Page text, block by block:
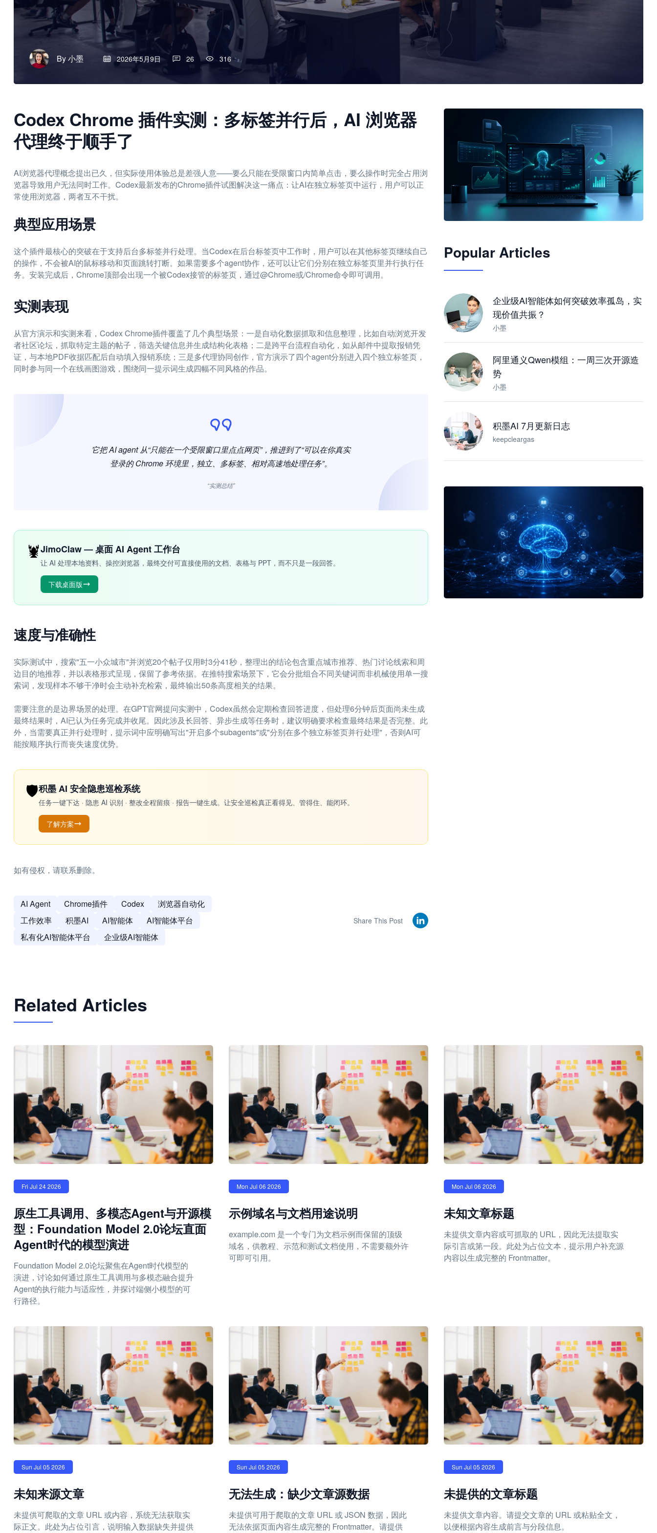
By小墨 2026年5月9日 26 316
Codex Chrome 插件实测：多标签并行后，AI 浏览器
代理终于顺手了
AI浏览器代理概念提出已久，但实际使用体验总是差强人意——要么只能在受限窗口内简单点击，要么操作时完全占用浏
览器导致用户无法同时工作。Codex最新发布的Chrome插件试图解决这一痛点：让AI在独立标签页中运行，用户可以正
常使用浏览器，两者互不干扰。
典型应用场景
这个插件最核心的突破在于支持后台多标签并行处理。当Codex在后台标签页中工作时，用户可以在其他标签页继续自己
的操作，不会被AI的鼠标移动和页面跳转打断。如果需要多个agent协作，还可以让它们分别在独立标签页里并行执行任
务。安装完成后，Chrome顶部会出现一个被Codex接管的标签页，通过@Chrome或/Chrome命令即可调用。
实测表现
从官方演示和实测来看，Codex Chrome插件覆盖了几个典型场景：一是自动化数据抓取和信息整理，比如自动浏览开发
者社区论坛，抓取特定主题的帖子，筛选关键信息并生成结构化表格；二是跨平台流程自动化，如从邮件中提取报销凭
证，与本地PDF收据匹配后自动填入报销系统；三是多代理协同创作，官方演示了四个agent分别进入四个独立标签页，
同时参与同一个在线画图游戏，围绕同一提示词生成四幅不同风格的作品。
它把 AI agent 从“只能在一个受限窗口里点点网页”，推进到了“可以在你真实
登录的 Chrome 环境里，独立、多标签、相对高速地处理任务”。
“实测总结”
🦞JimoClaw — 桌面 AI Agent 工作台
让 AI 处理本地资料、操控浏览器，最终交付可直接使用的文档、表格与 PPT，而不只是一段回答。
下载桌面版
速度与准确性
实际测试中，搜索"五一小众城市"并浏览20个帖子仅用时3分41秒，整理出的结论包含重点城市推荐、热门讨论线索和周
边目的地推荐，并以表格形式呈现，保留了参考依据。在推特搜索场景下，它会分批组合不同关键词而非机械使用单一搜
索词，发现样本不够干净时会主动补充检索，最终输出50条高度相关的结果。
需要注意的是边界场景的处理。在GPT官网提问实测中，Codex虽然会定期检查回答进度，但处理6分钟后页面尚未生成
最终结果时，AI已认为任务完成并收尾。因此涉及长回答、异步生成等任务时，建议明确要求检查最终结果是否完整。此
外，当需要真正并行处理时，提示词中应明确写出"开启多个subagents"或"分别在多个独立标签页并行处理"，否则AI可
能按顺序执行而丧失速度优势。
🛡️积墨 AI 安全隐患巡检系统
任务一键下达 · 隐患 AI 识别 · 整改全程留痕 · 报告一键生成。让安全巡检真正看得见、管得住、能闭环。
了解方案
如有侵权，请联系删除。
AI Agent Chrome插件 Codex
浏览器自动化
工作效率
积墨AI AI智能体
AI智能体平台
私有化AI智能体平台
企业级AI智能体
Share This Post
JimoClaw 桌面 AI Agent 工作台
Popular Articles
企业级AI智能体如何突破效率孤岛，实
现价值共振？
小墨
阿里通义Qwen模组：一周三次开源造
势
小墨
积墨AI 7月更新日志
keepcleargas
Related Articles
Fri Jul 24 2026
原生工具调用、多模态Agent与开源模
型：Foundation Model 2.0论坛直面
Agent时代的模型演进
Foundation Model 2.0论坛聚焦在Agent时代模型的
演进，讨论如何通过原生工具调用与多模态融合提升
Agent的执行能力与适应性，并探讨端侧小模型的可
行路径。
Mon Jul 06 2026
示例域名与文档用途说明
example.com 是一个专门为文档示例而保留的顶级
域名，供教程、示范和测试文档使用，不需要额外许
可即可引用。
Mon Jul 06 2026
未知文章标题
未提供文章内容或可抓取的 URL，因此无法提取实
际引言或第一段。此处为占位文本，提示用户补充源
内容以生成完整的 Frontmatter。
Sun Jul 05 2026
未知来源文章
未提供可爬取的文章 URL 或内容，系统无法获取实
际正文。此处为占位引言，说明输入数据缺失并提供
Sun Jul 05 2026
无法生成：缺少文章源数据
未提供可用于爬取的文章 URL 或 JSON 数据，因此
无法依据页面内容生成完整的 Frontmatter。请提供
Sun Jul 05 2026
未提供的文章标题
未提供文章内容。请提交文章的 URL 或粘贴全文，
以便根据内容生成前言与分段信息。